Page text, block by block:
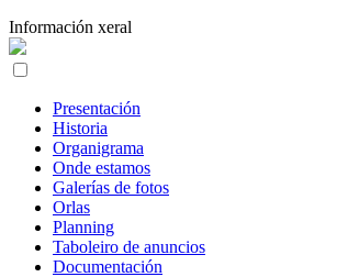
Información xeral
Presentación
Historia
Organigrama
Onde estamos
Galerías de fotos
Orlas
Planning
Taboleiro de anuncios
Documentación